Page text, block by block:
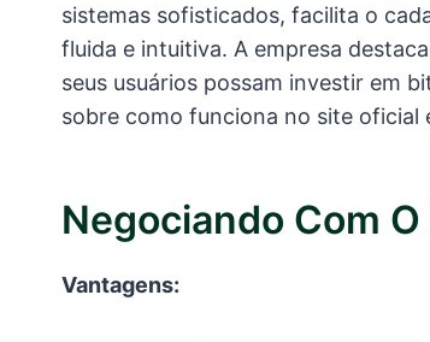
sistemas sofisticados, facilita o
fluida e intuitiva. A empresa
seus usuários possam investir em
sobre como funciona no site
Negociando Com
Vantagens: